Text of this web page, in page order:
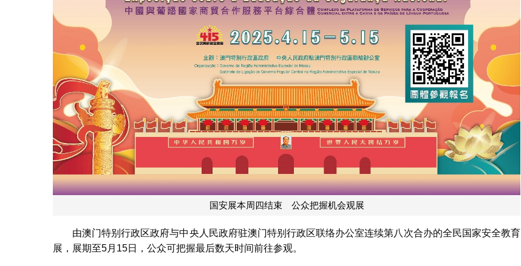
国安展本周四结束 公众把握机会观展
由澳门特别行政区政府与中央人民政府驻澳门特别行政区联络办公室连续第八次合办的全民国家安全教育
展，展期至5月15日，公众可把握最后数天时间前往参观。